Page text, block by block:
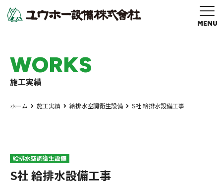
MENU
WORKS
施工実績
ホーム 施工実績 給排水空調衛生設備 S社 給排水設備工事
給排水空調衛生設備
S社 給排水設備工事